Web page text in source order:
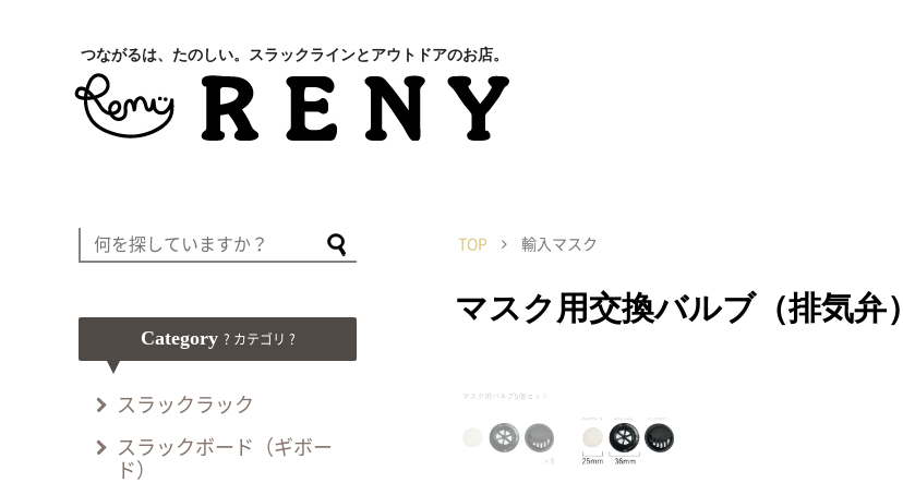
つながるは、たのしい。スラックラインとアウトドアのお店。
TOP 輸入マスク
マスク用交換バルブ（排気弁）
Category ? カテゴリ ?
スラックラック
スラックボード（ギボー
ド）